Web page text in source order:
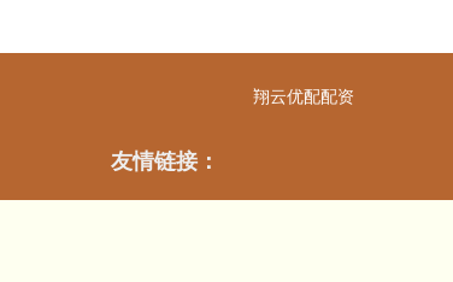
翔云优配配资
友情链接：